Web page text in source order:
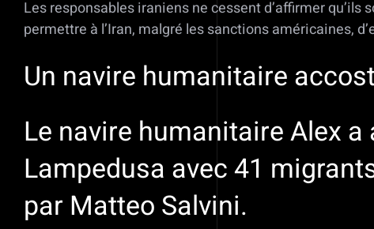
Les responsables iraniens ne cessent d’affirmer
permettre à l’Iran, malgré les sanctions américaines,
Un navire humanitaire
Le navire humanitaire Alex
Lampedusa avec 41
par Matteo Salvini.